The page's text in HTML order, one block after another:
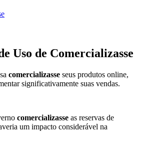
Uso de Comercializasse
comercializasse seus produtos online,
significativamente suas vendas.
comercializasse as reservas de
um impacto considerável na